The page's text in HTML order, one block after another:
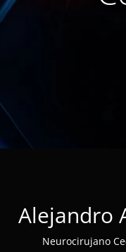
Alejandro
Neurocirujano